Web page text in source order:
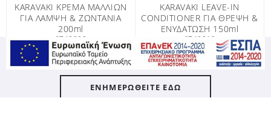
KARAVAKI ΚΡΕΜΑ ΜΑΛΛΙΩΝ
ΓΙΑ ΛΑΜΨΗ & ΖΩΝΤΑΝΙΑ
200ml
6748808
KARAVAKI LEAVE-IN
CONDITIONER ΓΙΑ ΘΡΕΨΗ &
ΕΝΥΔΑΤΩΣΗ 150ml
6749012
ΕΝΗΜΕΡΩΘΕΙΤΕ ΕΔΩ